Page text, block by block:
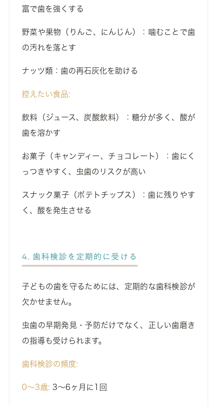
富で歯を強くする
野菜や果物（りんご、にんじん）：噛むことで歯
の汚れを落とす
ナッツ類：歯の再石灰化を助ける
控えたい食品:
飲料（ジュース、炭酸飲料）：糖分が多く、酸が
歯を溶かす
お菓子（キャンディー、チョコレート）：歯にく
っつきやすく、虫歯のリスクが高い
スナック菓子（ポテトチップス）：歯に残りやす
く、酸を発生させる
4. 歯科検診を定期的に受ける
子どもの歯を守るためには、定期的な歯科検診が
欠かせません。
虫歯の早期発見・予防だけでなく、
正しい歯磨き
の指導も受けられます。
歯科検診の頻度:
0～3歳: 3～6ヶ月に1回